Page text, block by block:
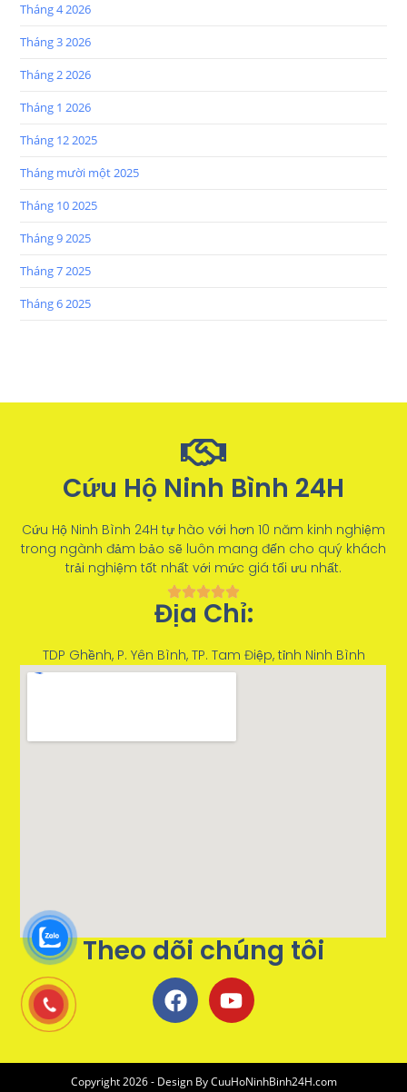
Tháng 4 2026
Tháng 3 2026
Tháng 2 2026
Tháng 1 2026
Tháng 12 2025
Tháng mười một 2025
Tháng 10 2025
Tháng 9 2025
Tháng 7 2025
Tháng 6 2025
Cứu Hộ Ninh Bình 24H
Cứu Hộ Ninh Bình 24H tự hào với hơn 10 năm kinh nghiệm
trong ngành đảm bảo sẽ luôn mang đến cho quý khách
trải nghiệm tốt nhất với mức giá tối ưu nhất.
Địa Chỉ:
TDP Ghềnh, P. Yên Bình, TP. Tam Điệp, tỉnh Ninh Bình
Theo dõi chúng tôi
Copyright 2026 - Design ByCuuHoNinhBinh24H.com